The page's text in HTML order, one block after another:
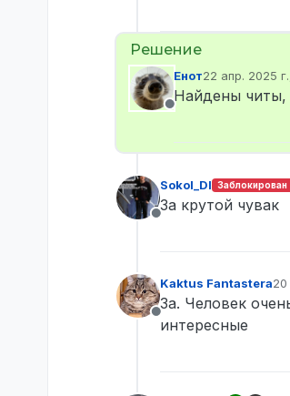
Не в сети
Енот22 апр. 2025
Найдены читы,
Не в сети
Sokol_DI Заблокирован
За крутой чувак
Не в сети
Kaktus Fantastera20
За. Человек
интересные